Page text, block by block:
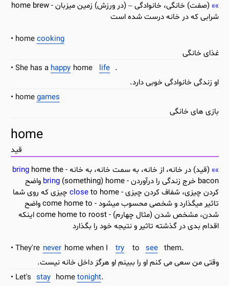
(صفت) خانگی، خانوادگی – (در ورزش) زمین میزبان - home brew
شرابی که در خانه درست شده است
homecooking
غذای خانگی
She has a happy home life .
او زندگی خانوادگی خوبی دارد.
homegames
بازی های خانگی
home
قید
(قید) در خانه، از خانه، به سمت خانه، به خانه -
bringhome the
bacon خرج زندگی را درآوردن -
bring (something) home واضح
کردن چیزی، شفاف کردن چیزی -
close to home چیزی که روی شما
تاثیر میگذارد و شخصی محسوب میشود - come home to واضح
شدن، مشخص شدن (مثال چهارم) - come home to roost اینکه
اقدام بدی در گذشته تاثیر و نتیجه خود را بگذارد
They're never home when I try to see them.
وقتی من سعی می کنم او را ببینم او هرگز داخل خانه نیست.
Let's stay hometonight.